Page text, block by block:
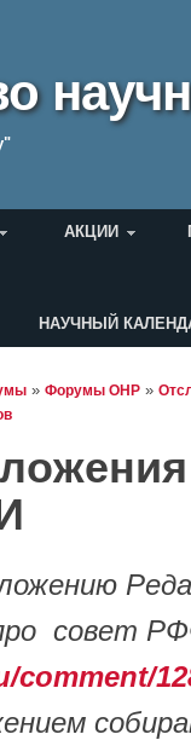
менюАКЦИИ
НАУЧНЫЙ
» Форумы ОНР »
совет
comment/